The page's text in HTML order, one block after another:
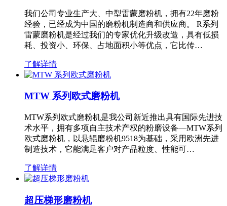
我们公司专业生产大、中型雷蒙磨粉机，拥有22年磨粉
经验，已经成为中国的磨粉机制造商和供应商。 R系列
雷蒙磨粉机是经过我们的专家优化升级改造，具有低损
耗、投资小、环保、占地面积小等优点，它比传…
了解详情
MTW 系列欧式磨粉机
MTW系列欧式磨粉机是我公司新近推出具有国际先进技
术水平，拥有多项自主技术产权的粉磨设备—MTW系列
欧式磨粉机，以悬辊磨粉机9518为基础，采用欧洲先进
制造技术，它能满足客户对产品粒度、性能可…
了解详情
超压梯形磨粉机